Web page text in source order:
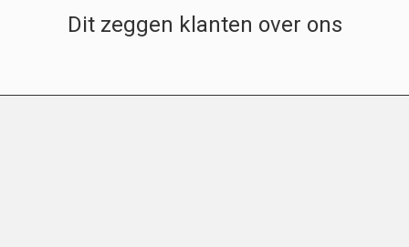
Dit zeggen klanten over ons